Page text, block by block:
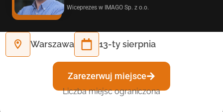
Wiceprezes w IMAGO Sp. z o.o.
Warszawa 13-ty sierpnia
Zarezerwuj miejsce
Liczba miejsc ograniczona